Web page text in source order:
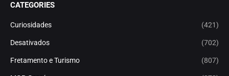
CATEGORIES
Curiosidades (421)
Desativados (702)
Fretamento e Turismo (807)